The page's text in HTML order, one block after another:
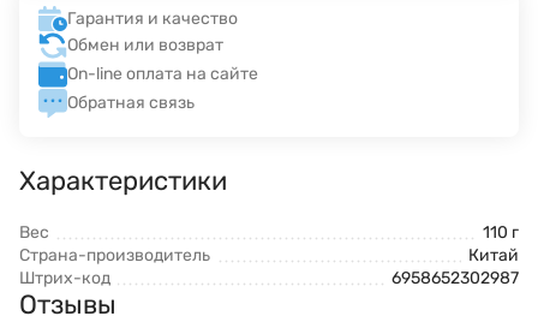
Гарантия и качество
Обмен или возврат
On-line оплата на сайте
Обратная связь
Характеристики
Вес
110 г
Страна-производитель
Китай
Штрих-код
6958652302987
Отзывы